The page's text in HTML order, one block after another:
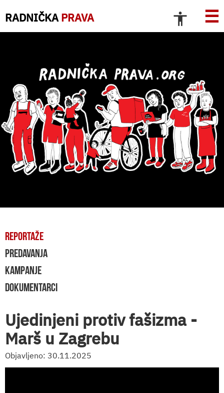
RADNIČKA PRAVA ☰
REPORTAŽE
PREDAVANJA
KAMPANJE
DOKUMENTARCI
Ujedinjeni protiv fašizma -
Marš u Zagrebu
Objavljeno: 30.11.2025